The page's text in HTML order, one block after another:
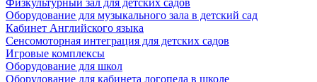
Физкультурный зал для детских садов
Оборудование для музыкального зала в детский сад
Кабинет Английского языка
Сенсомоторная интеграция для детских садов
Игровые комплексы
Оборудование для школ
Оборудование для кабинета логопеда в школе